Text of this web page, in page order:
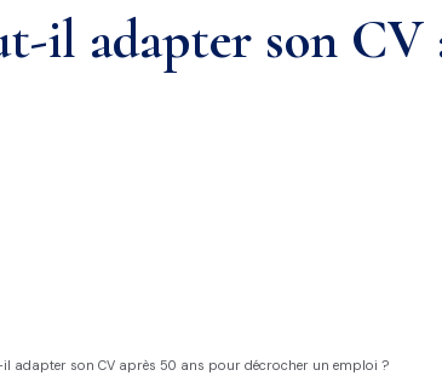
il adapter son CV
adapter son CV après 50 ans pour décrocher un emploi ?